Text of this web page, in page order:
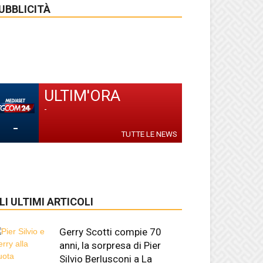
-
ULTIM'ORA
-
TUTTE LE NEWS
ULTIMI ARTICOLI
Gerry Scotti compie 70
anni, la sorpresa di Pier
Silvio Berlusconi a La